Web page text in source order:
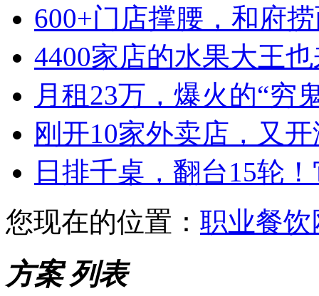
600+门店撑腰，和府
4400家店的水果大王
月租23万，爆火的“穷
刚开10家外卖店，又
日排千桌，翻台15轮
您现在的位置： 职业餐饮
方案 列表